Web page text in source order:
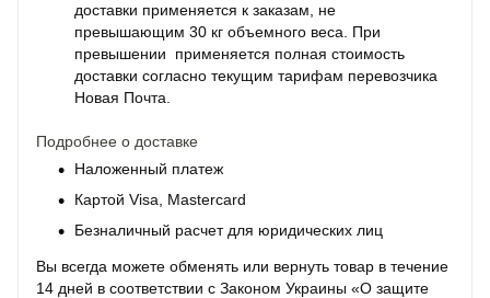
доставки применяется к заказам, не
превышающим 30 кг объемного веса. При
превышении применяется полная стоимость
доставки согласно текущим тарифам перевозчика
Новая Почта.
Подробнее о доставке
Наложенный платеж
Картой Visa, Mastercard
Безналичный расчет для юридических лиц
Вы всегда можете обменять или вернуть товар в течение
14 дней в соответствии с Законом Украины «О защите